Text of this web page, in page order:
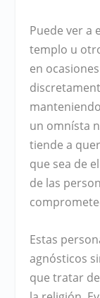
Puede ver a
templo u
en
un omnísta
tiende a
que sea de
de las
Estas
agnósticos
que tratar